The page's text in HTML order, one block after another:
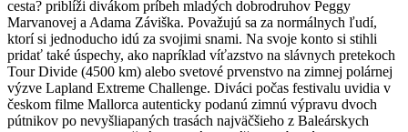
cesta? priblíži divákom príbeh mladých dobrodruhov Peggy
Marvanovej a Adama Záviška. Považujú sa za normálnych ľudí,
ktorí si jednoducho idú za svojimi snami. Na svoje konto si stihli
pridať také úspechy, ako napríklad víťazstvo na slávnych pretekoch
Tour Divide (4500 km) alebo svetové prvenstvo na zimnej polárnej
výzve Lapland Extreme Challenge. Diváci počas festivalu uvidia v
českom filme Mallorca autenticky podanú zimnú výpravu dvoch
pútnikov po nevyšliapaných trasách najväčšieho z Baleárskych